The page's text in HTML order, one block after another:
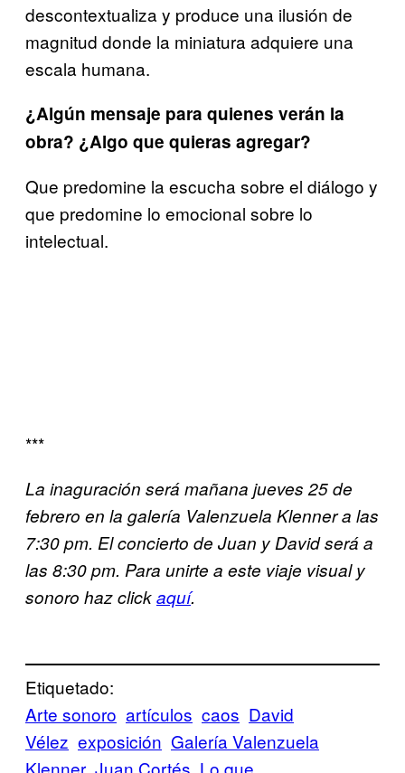
descontextualiza y produce una ilusión de
magnitud donde la miniatura adquiere una
escala humana.
¿Algún mensaje para quienes verán la
obra? ¿Algo que quieras agregar?
Que predomine la escucha sobre el diálogo y
que predomine lo emocional sobre lo
intelectual.
***
La inaguración será mañana jueves 25 de
febrero en la galería Valenzuela Klenner a las
7:30 pm. El concierto de Juan y David será a
las 8:30 pm. Para unirte a este viaje visual y
sonoro haz clickaquí.
Etiquetado:
Arte sonoro artículos caos David
Vélez exposición Galería Valenzuela